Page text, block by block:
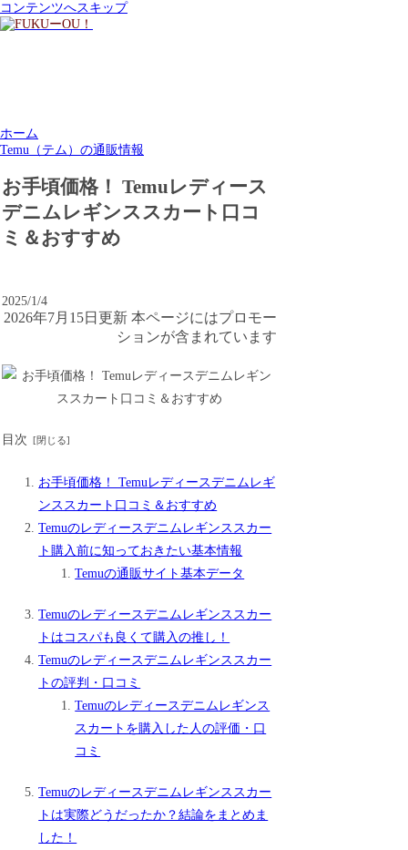
コンテンツへスキップ
ホーム
Temu（テム）の通販情報
お手頃価格！ Temuレディース
デニムレギンススカート口コ
ミ＆おすすめ
2025/1/4
2026年7月15日更新 本ページにはプロモー
ションが含まれています
目次
お手頃価格！ Temuレディースデニムレギ
ンススカート口コミ＆おすすめ
Temuのレディースデニムレギンススカー
ト購入前に知っておきたい基本情報
Temuの通販サイト基本データ
Temuのレディースデニムレギンススカー
トはコスパも良くて購入の推し！
Temuのレディースデニムレギンススカー
トの評判・口コミ
Temuのレディースデニムレギンス
スカートを購入した人の評価・口
コミ
Temuのレディースデニムレギンススカー
トは実際どうだったか？結論をまとめま
した！